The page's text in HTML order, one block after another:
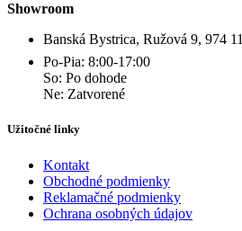
Showroom
Banská Bystrica, Ružová 9, 974 11
Po-Pia: 8:00-17:00
So: Po dohode
Ne: Zatvorené
Užitočné linky
Kontakt
Obchodné podmienky
Reklamačné podmienky
Ochrana osobných údajov